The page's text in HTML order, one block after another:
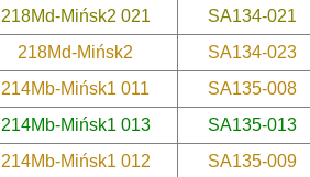
218Md-Mińsk2 021
SA134-021
218Md-Mińsk2
SA134-023
214Mb-Mińsk1 011
SA135-008
214Mb-Mińsk1 013
SA135-013
214Mb-Mińsk1 012
SA135-009